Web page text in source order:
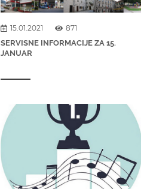
15.01.2021
871
SERVISNE INFORMACIJE ZA 15.
JANUAR